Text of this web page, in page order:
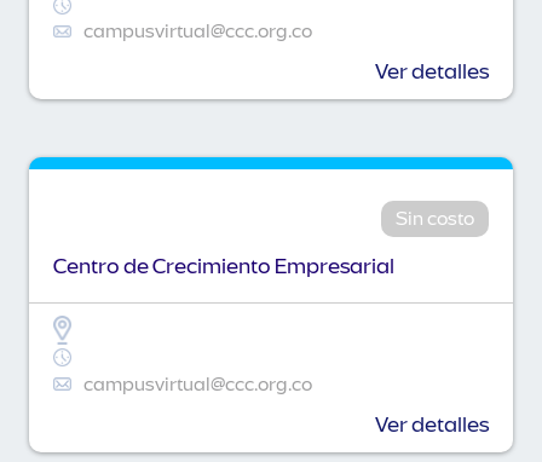
campusvirtual@ccc.org.co
Ver detalles
Sin costo
Centro de Crecimiento Empresarial
campusvirtual@ccc.org.co
Ver detalles